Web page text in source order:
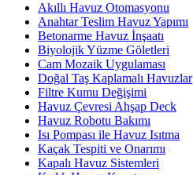
Akıllı Havuz Otomasyonu
Anahtar Teslim Havuz Yapımı
Betonarme Havuz İnşaatı
Biyolojik Yüzme Göletleri
Cam Mozaik Uygulaması
Doğal Taş Kaplamalı Havuzlar
Filtre Kumu Değişimi
Havuz Çevresi Ahşap Deck
Havuz Robotu Bakımı
Isı Pompası ile Havuz Isıtma
Kaçak Tespiti ve Onarımı
Kapalı Havuz Sistemleri